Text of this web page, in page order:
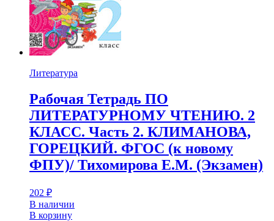
Литература
Рабочая Тетрадь ПО
ЛИТЕРАТУРНОМУ ЧТЕНИЮ. 2
КЛАСС. Часть 2. КЛИМАНОВА,
ГОРЕЦКИЙ. ФГОС (к новому
ФПУ)/ Тихомирова Е.М. (Экзамен)
202 ₽
В наличии
В корзину